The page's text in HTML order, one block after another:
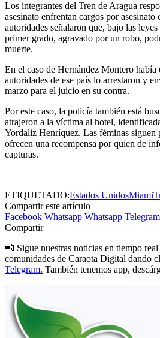
Los integrantes del Tren de Aragua
asesinato enfrentan cargos por
autoridades señalaron que, bajo las
primer grado, agravado por un robo,
muerte.
En el caso de Hernández Montero había
autoridades de ese país lo arrestaron y
marzo para el juicio en su contra.
Por este caso, la policía también está
atrajeron a la víctima al hotel,
Yordaliz Henríquez. Las féminas siguen
ofrecen una recompensa por quien de
capturas.
ETIQUETADO:Estados UnidosMiami
Compartir este artículo
Facebook Whatsapp Whatsapp Telegram
Compartir
📲 Sigue nuestras noticias en tiempo
comunidades de Caraota Digital dando
Telegram. También tenemos app,